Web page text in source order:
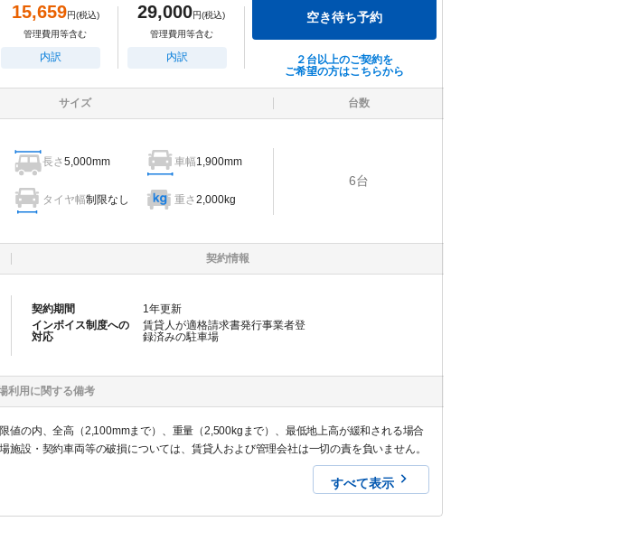
15,659円(税込)
管理費用等含む
内訳
29,000円(税込)
管理費用等含む
内訳
空き待ち予約
２台以上のご契約を
ご希望の方はこちらから
サイズ 台数
長さ5,000mm 車幅1,900mm
タイヤ幅制限なし 重さ2,000kg
6台
契約情報
契約期間 1年更新
インボイス制度への
対応
賃貸人が適格請求書発行事業者登
録済みの駐車場
利用に関する備考
の内、全高（2,100mmまで）、重量（2,500kgまで）、最低地上高が緩和される場合
設・契約車両等の破損については、賃貸人および管理会社は一切の責を負いません。
すべて表示